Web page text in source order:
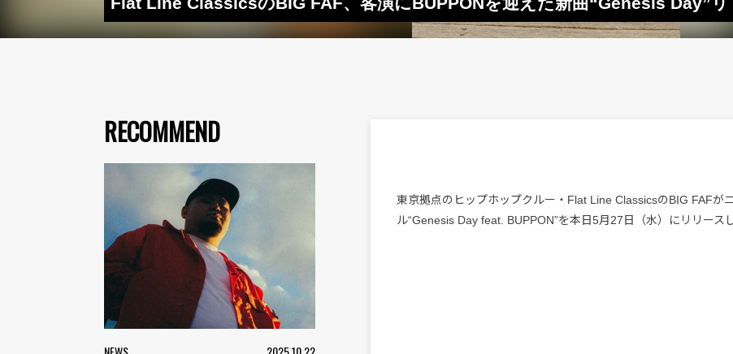
RECOMMEND
東京拠点のヒップホップクルー・Flat Line ClassicsのBIG FAFが
ル“Genesis Day feat. BUPPON”を本日5月27日（水）にリリースし